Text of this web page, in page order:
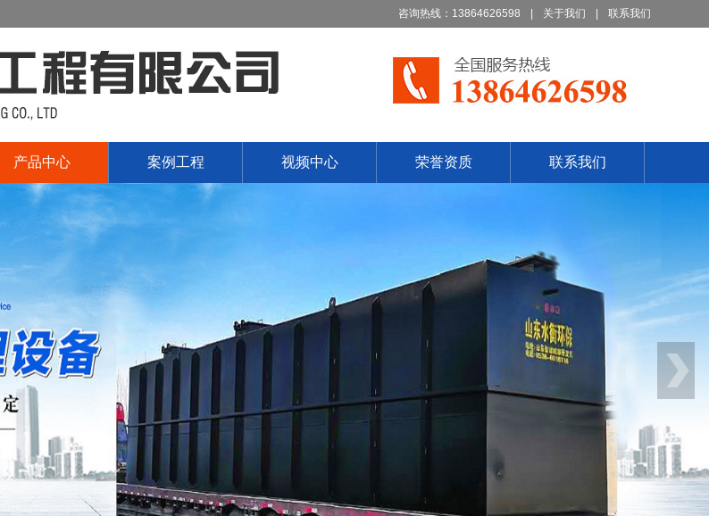
咨询热线：13864626598 关于我们 联系我们
产品中心 案例工程 视频中心 荣誉资质 联系我们